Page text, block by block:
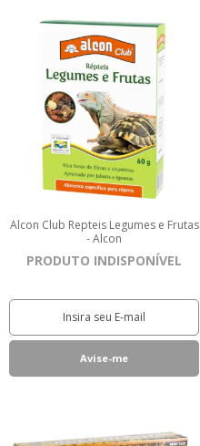
Alcon Club Repteis Legumes e Frutas
- Alcon
PRODUTO INDISPONÍVEL